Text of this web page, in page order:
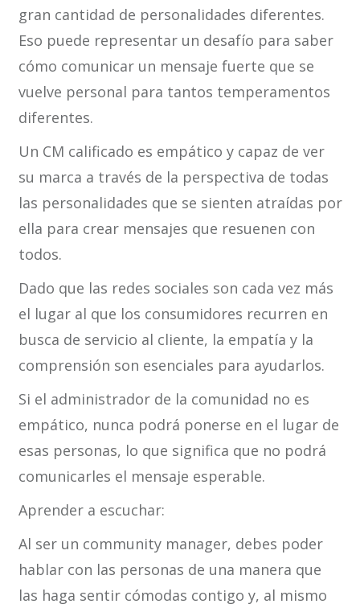
gran cantidad de personalidades diferentes.
Eso puede representar un desafío para saber
cómo comunicar un mensaje fuerte que se
vuelve personal para tantos temperamentos
diferentes.
Un CM calificado es empático y capaz de ver
su marca a través de la perspectiva de todas
las personalidades que se sienten atraídas por
ella para crear mensajes que resuenen con
todos.
Dado que las redes sociales son cada vez más
el lugar al que los consumidores recurren en
busca de servicio al cliente, la empatía y la
comprensión son esenciales para ayudarlos.
Si el administrador de la comunidad no es
empático, nunca podrá ponerse en el lugar de
esas personas, lo que significa que no podrá
comunicarles el mensaje esperable.
Aprender a escuchar:
Al ser un community manager, debes poder
hablar con las personas de una manera que
las haga sentir cómodas contigo y, al mismo